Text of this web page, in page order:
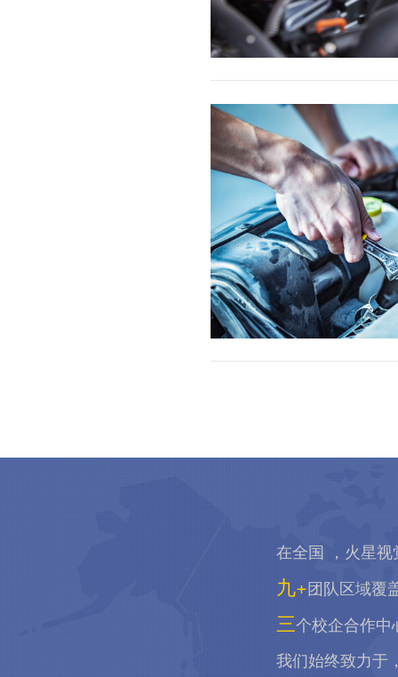
售后维护
在全国 ，火星视
九+团队区域覆
三个校企合作中
我们始终致力于